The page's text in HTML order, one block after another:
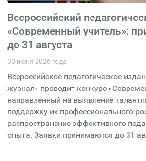
Всероссийский
«Современный учитель»:
до 31 августа
30 июня 2026 года
Всероссийское педагогическое
журнал» проводит конкурс
направленный на выявление
поддержку их профессионального
распространение эффективного
опыта. Заявки принимаются до 31